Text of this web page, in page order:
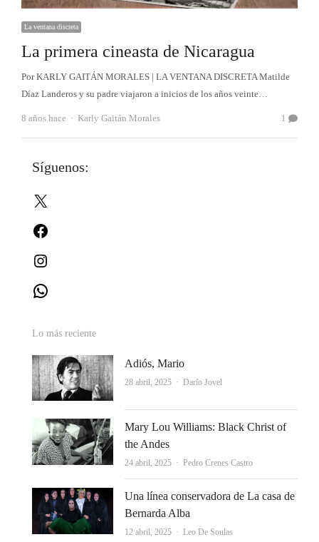
La ventana discreta
La primera cineasta de Nicaragua
Por KARLY GAITÁN MORALES | LA VENTANA DISCRETA Matilde
Díaz Landeros y su padre viajaron a inicios de los años veinte…
8 años hace Autor
Karly Gaitán Morales 1
Síguenos:
Lo más reciente
Adiós, Mario
28 abril, 2025 Autor
Darío Jovel
Mary Lou Williams: Black Christ of
the Andes
24 abril, 2025 Autor
Pedro Crenes Castro
Una línea conservadora de La casa de
Bernarda Alba
12 abril, 2025 Autor
Leo De Soulas